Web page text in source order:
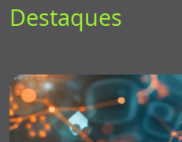
Destaques